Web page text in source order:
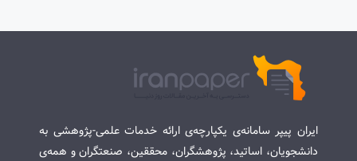
ایران پیپر سامانه‌ی یکپارچه‌ی ارائه خدمات علمی-پژوهشی به
دانشجویان، اساتید، پژوهشگران، محققین، صنعتگران و همه‌ی